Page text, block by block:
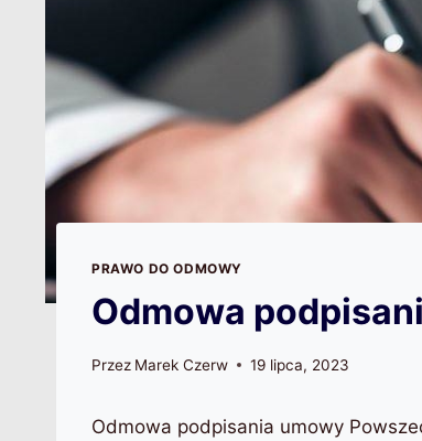
PRAWO DO ODMOWY
Odmowa
Przez Marek Czerw 19 lipca, 2023
Odmowa podpisania umowy